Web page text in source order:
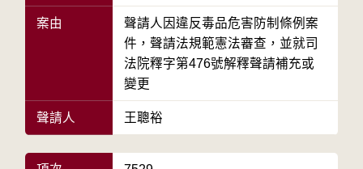
案由
聲請人因違反毒品危害防制條例案
件，聲請法規範憲法審查，並就司
法院釋字第476號解釋聲請補充或
變更
聲請人 王聰裕